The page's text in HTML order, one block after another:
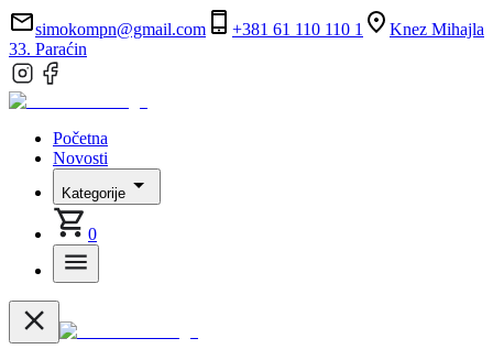
simokompn@gmail.com +381 61 110 110 1
Knez Mihajla
33. Paraćin
Početna
Novosti
Kategorije
0